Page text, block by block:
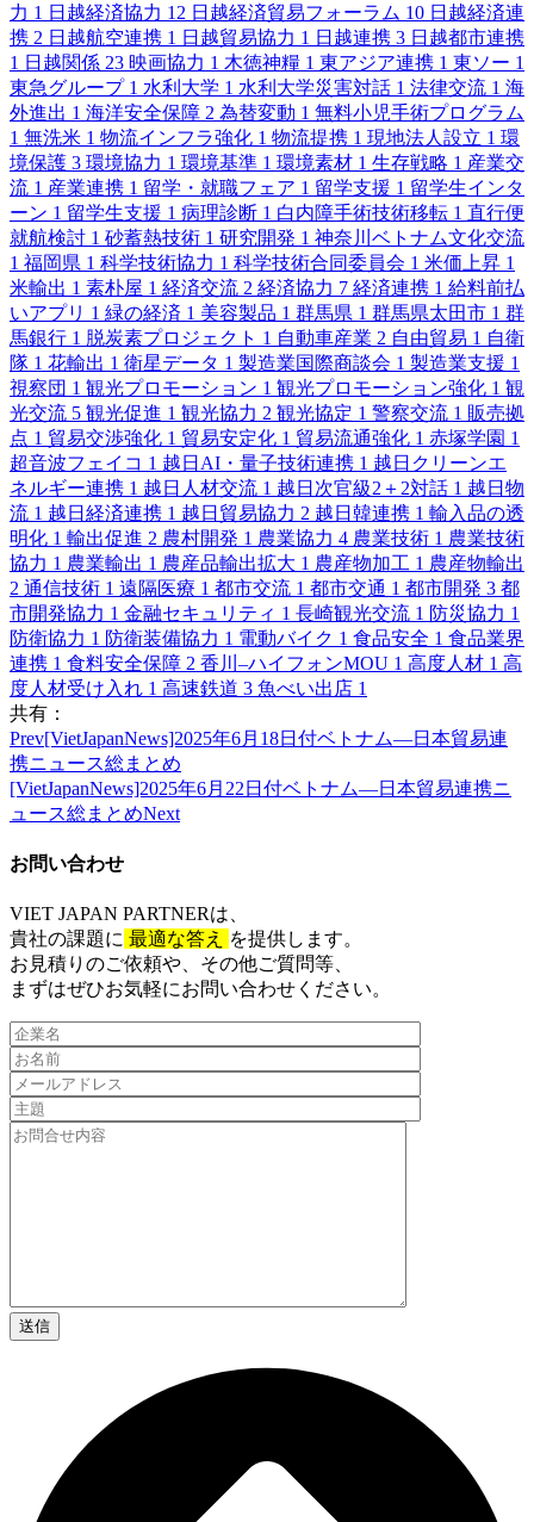
力 1 日越経済協力 12 日越経済貿易フォーラム 10 日越経済連
携 2 日越航空連携 1 日越貿易協力 1 日越連携 3 日越都市連携
1 日越関係 23 映画協力 1 木徳神糧 1 東アジア連携 1 東ソー 1
東急グループ 1 水利大学 1 水利大学災害対話 1 法律交流 1 海
外進出 1 海洋安全保障 2 為替変動 1 無料小児手術プログラム
1 無洗米 1 物流インフラ強化 1 物流提携 1 現地法人設立 1 環
境保護 3 環境協力 1 環境基準 1 環境素材 1 生存戦略 1 産業交
流 1 産業連携 1 留学・就職フェア 1 留学支援 1 留学生インタ
ーン 1 留学生支援 1 病理診断 1 白内障手術技術移転 1 直行便
就航検討 1 砂蓄熱技術 1 研究開発 1 神奈川ベトナム文化交流
1 福岡県 1 科学技術協力 1 科学技術合同委員会 1 米価上昇 1
米輸出 1 素朴屋 1 経済交流 2 経済協力 7 経済連携 1 給料前払
いアプリ 1 緑の経済 1 美容製品 1 群馬県 1 群馬県太田市 1 群
馬銀行 1 脱炭素プロジェクト 1 自動車産業 2 自由貿易 1 自衛
隊 1 花輸出 1 衛星データ 1 製造業国際商談会 1 製造業支援 1
視察団 1 観光プロモーション 1 観光プロモーション強化 1 観
光交流 5 観光促進 1 観光協力 2 観光協定 1 警察交流 1 販売拠
点 1 貿易交渉強化 1 貿易安定化 1 貿易流通強化 1 赤塚学園 1
超音波フェイコ 1 越日AI・量子技術連携 1 越日クリーンエ
ネルギー連携 1 越日人材交流 1 越日次官級2＋2対話 1 越日物
流 1 越日経済連携 1 越日貿易協力 2 越日韓連携 1 輸入品の透
明化 1 輸出促進 2 農村開発 1 農業協力 4 農業技術 1 農業技術
協力 1 農業輸出 1 農産品輸出拡大 1 農産物加工 1 農産物輸出
2 通信技術 1 遠隔医療 1 都市交流 1 都市交通 1 都市開発 3 都
市開発協力 1 金融セキュリティ 1 長崎観光交流 1 防災協力 1
防衛協力 1 防衛装備協力 1 電動バイク 1 食品安全 1 食品業界
連携 1 食料安全保障 2 香川–ハイフォンMOU 1 高度人材 1 高
度人材受け入れ 1 高速鉄道 3 魚べい出店 1
共有：
Prev[VietJapanNews]2025年6月18日付ベトナム―日本貿易連
携ニュース総まとめ
[VietJapanNews]2025年6月22日付ベトナム―日本貿易連携ニ
ュース総まとめNext
お問い合わせ​
VIET JAPAN PARTNERは、
貴社の課題に 最適な答え
を提供します。
お見積りのご依頼や、その他ご質問等、​
まずはぜひお気軽にお問い合わせください。​